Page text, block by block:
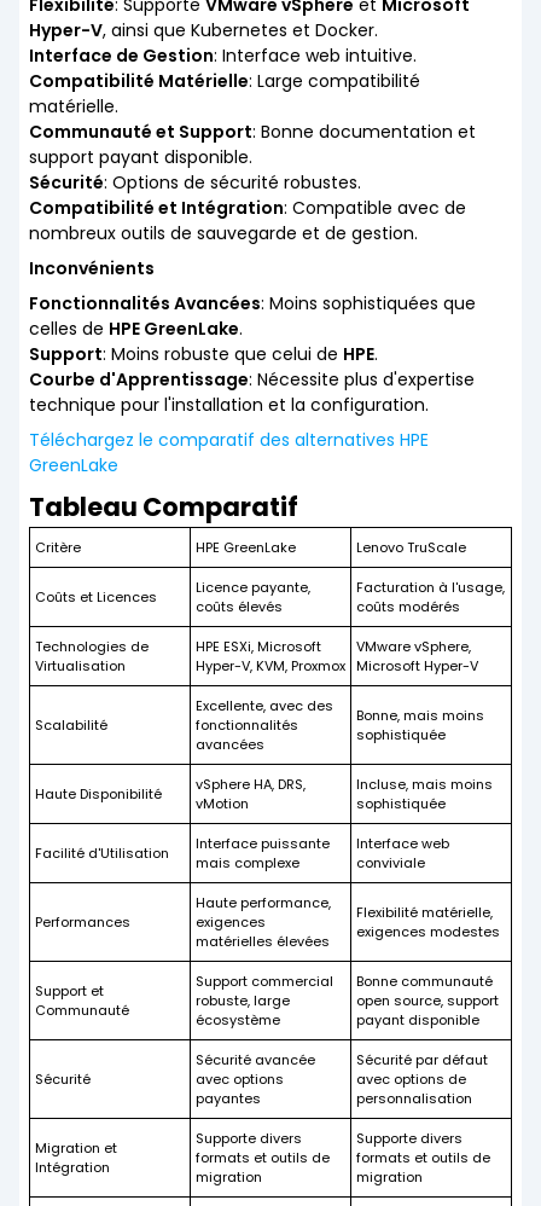
Flexibilité: Supporte VMware vSphere et Microsoft
Hyper-V, ainsi que Kubernetes et Docker.
Interface de Gestion: Interface web intuitive.
Compatibilité Matérielle: Large compatibilité
matérielle.
Communauté et Support: Bonne documentation et
support payant disponible.
Sécurité: Options de sécurité robustes.
Compatibilité et Intégration: Compatible avec de
nombreux outils de sauvegarde et de gestion.
Inconvénients
Fonctionnalités Avancées: Moins sophistiquées que
celles de HPE GreenLake.
Support: Moins robuste que celui de HPE.
Courbe d'Apprentissage: Nécessite plus d'expertise
technique pour l'installation et la configuration.
Téléchargez le comparatif des alternatives HPE
GreenLake
Tableau Comparatif
Critère HPE GreenLake Lenovo TruScale
Coûts et Licences
Licence payante,
coûts élevés
Facturation à l'usage,
coûts modérés
Technologies de
Virtualisation
HPE ESXi, Microsoft
Hyper-V, KVM, Proxmox
VMware vSphere,
Microsoft Hyper-V
Scalabilité
Excellente, avec des
fonctionnalités
avancées
Bonne, mais moins
sophistiquée
Haute Disponibilité
vSphere HA, DRS,
vMotion
Incluse, mais moins
sophistiquée
Facilité d'Utilisation
Interface puissante
mais complexe
Interface web
conviviale
Performances
Haute performance,
exigences
matérielles élevées
Flexibilité matérielle,
exigences modestes
Support et
Communauté
Support commercial
robuste, large
écosystème
Bonne communauté
open source, support
payant disponible
Sécurité
Sécurité avancée
avec options
payantes
Sécurité par défaut
avec options de
personnalisation
Migration et
Intégration
Supporte divers
formats et outils de
migration
Supporte divers
formats et outils de
migration